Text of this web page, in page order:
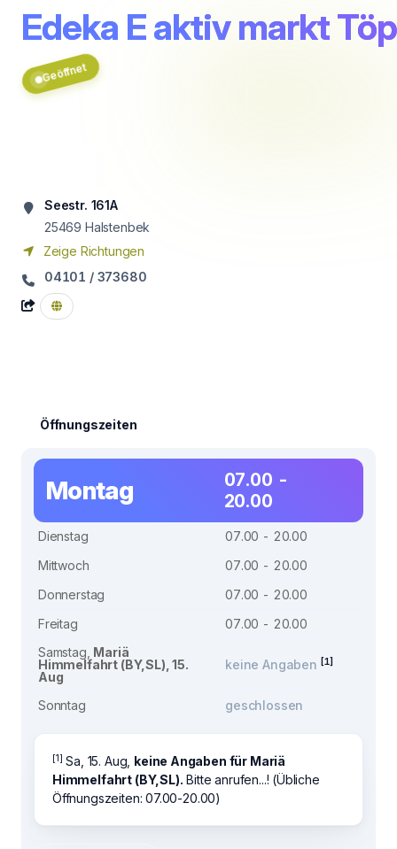
Edeka E aktiv markt
Geöffnet
Seestr. 161A
25469 Halstenbek
Zeige Richtungen
04101 / 373680
Öffnungszeiten
Montag
07.00 -
20.00
Dienstag
07.00 - 20.00
Mittwoch
07.00 - 20.00
Donnerstag
07.00 - 20.00
Freitag
07.00 - 20.00
Samstag, Mariä
Himmelfahrt (BY,SL), 15.
Aug
keine Angaben [1]
Sonntag geschlossen
[1] Sa, 15. Aug, keine Angaben für Mariä
Himmelfahrt (BY,SL). Bitte anrufen...! (Übliche
Öffnungszeiten: 07.00-20.00)